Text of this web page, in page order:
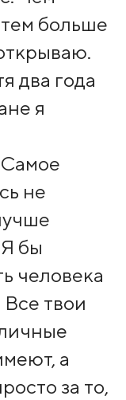
больше
два года
я
не
бы
человека
твои
а
за то,